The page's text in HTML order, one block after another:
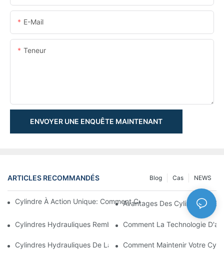
E-Mail
Teneur
ENVOYER UNE ENQUÊTE MAINTENANT
ARTICLES RECOMMANDÉS NEWS
Cas
Blog
Cylindre À Action Unique: Comment Cela Fonctionne &
Avantages Des Cylindres À
Cylindres Hydrauliques Rembourrés: Réduction De L'impact &
Comment La Technologie
Cylindres Hydrauliques De La Charrue De Neige:
Comment Maintenir Votre